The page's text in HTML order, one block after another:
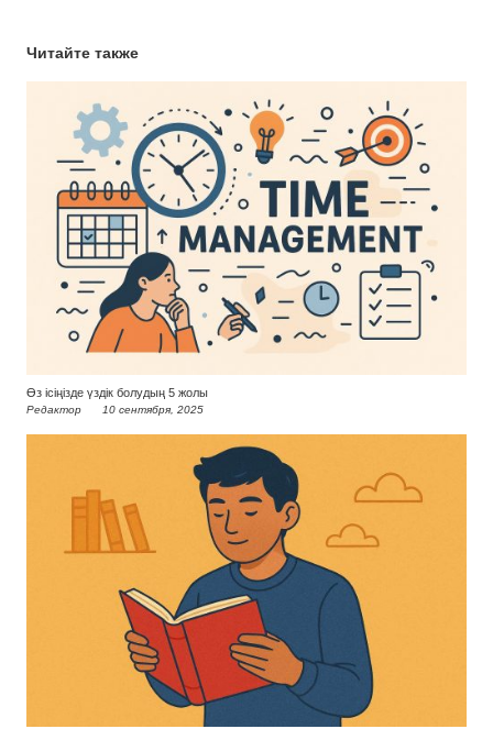
Читайте также
Өз ісіңізде үздік болудың 5 жолы
Редактор 10 сентября, 2025